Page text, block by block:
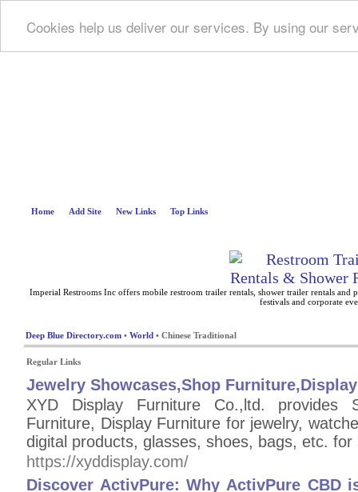
Cookies help us deliver our services. By using our
Home Add Site New Links Top Links
Imperial Restrooms Inc offers mobile restroom trailer rentals, shower trailer rentals and
festivals and corporate
Deep Blue Directory.com • World • Chinese Traditional
Regular Links
Jewelry Showcases,Shop
XYD Display Furniture Co.,ltd. provides
Furniture, Display Furniture for jewelry,
digital products, glasses, shoes, bags, etc.
https://xyddisplay.com/
Discover ActivPure: Why ActivPure CBD